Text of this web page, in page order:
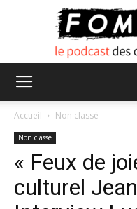
Accueil Non classé
Non classé
« Feux de
culturel